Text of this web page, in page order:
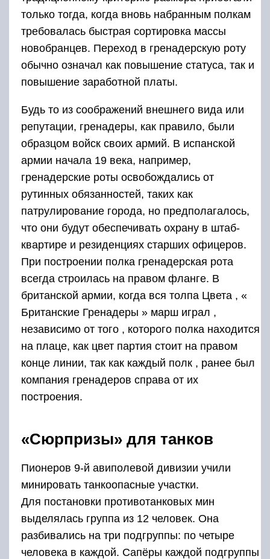
только тогда, когда вновь набранным полкам
требовалась быстрая сортировка массы
новобранцев. Переход в гренадерскую роту
обычно означал как повышение статуса, так и
повышение заработной платы.
Будь то из соображений внешнего вида или
репутации, гренадеры, как правило, были
образцом войск своих армий. В испанской
армии начала 19 века, например,
гренадерские роты освобождались от
рутинных обязанностей, таких как
патрулирование города, но предполагалось,
что они будут обеспечивать охрану в штаб-
квартире и резиденциях старших офицеров.
При построении полка гренадерская рота
всегда строилась на правом фланге. В
британской армии, когда вся толпа Цвета , «
Британские Гренадеры » марш играл ,
независимо от того , которого полка находится
на плаце, как цвет партия стоит на правом
конце линии, так как каждый полк , ранее был
компания гренадеров справа от их
построения.
«Сюрпризы» для танков
Пионеров 9-й авиполевой дивизии учили
минировать танкоопасные участки.
Для постановки противотанковых мин
выделялась группа из 12 человек. Она
разбивались на три подгруппы: по четыре
человека в каждой. Сапёры каждой подгруппы